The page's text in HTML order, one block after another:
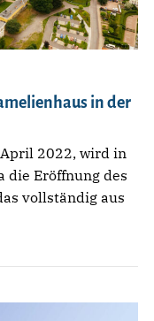
in der
2022, wird in
die Eröffnung des
vollständig aus